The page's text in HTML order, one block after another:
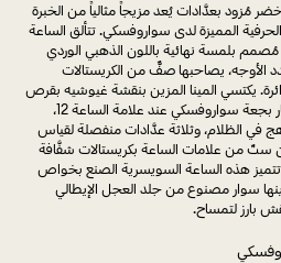
مُزود بعدَّادات يُعد مزيجاً مثالياً من الخبرة
المميزة لدى سواروفسكي. تتألق الساعة
مُستدير مقاس 37 ملم مُصمم بلمسة نهائية باللون الذهبي الوردي
الأوجه، يصاحبها صفٌّ من الكريستالات
يكتسي المينا المزين بنقشة غيوشيه بقرص
من الزجاج المعدني يتألق أسفله شعار بجعة سواروفسكي عند علامة الساعة 12،
في الظلام، وثلاثة عدَّادات منفصلة لقياس
ستٌ من علامات الساعة بكريستالات شفَّافة
تتميز هذه الساعة السويسرية الصنع بخواص
حتى عمق 50 متراً، ويزينها سوار مصنوع من جلد العجل الإيطالي
بارز لتمساح.